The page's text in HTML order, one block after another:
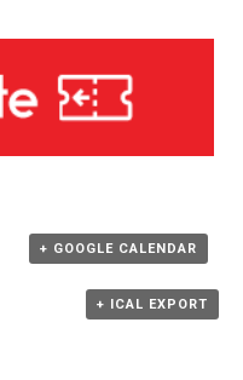
+ GOOGLE CALENDAR
+ ICAL EXPORT